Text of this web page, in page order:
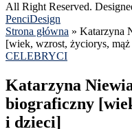
All Right Reserved.
PenciDesign
Strona główna » Katarzyna
[wiek, wzrost, życiorys,
CELEBRYCI
Katarzyna
biograficzny
i dzieci]